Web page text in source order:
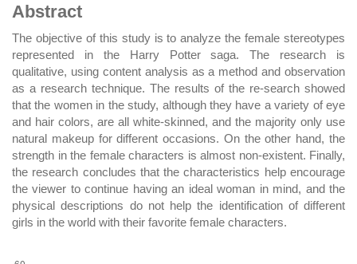
Abstract
The objective of this study is to analyze the female stereotypes
represented in the Harry Potter saga. The research is
qualitative, using content analysis as a method and observation
as a research technique. The results of the re-search showed
that the women in the study, although they have a variety of eye
and hair colors, are all white-skinned, and the majority only use
natural makeup for different occasions. On the other hand, the
strength in the female characters is almost non-existent. Finally,
the research concludes that the characteristics help encourage
the viewer to continue having an ideal woman in mind, and the
physical descriptions do not help the identification of different
girls in the world with their favorite female characters.